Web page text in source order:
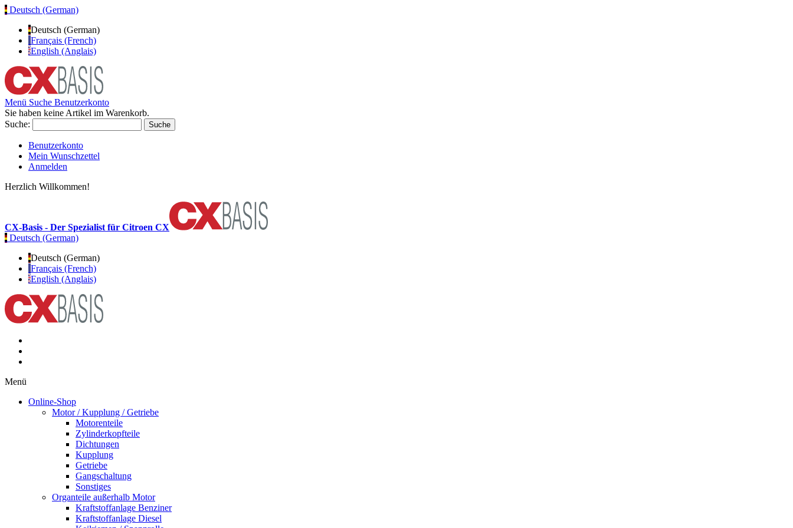
Deutsch (German)
Deutsch (German)
Français (French)
English (Anglais)
Menü Suche Benutzerkonto
Sie haben keine Artikel im Warenkorb.
Suche:
Suche
Benutzerkonto
Mein Wunschzettel
Anmelden
Herzlich Willkommen!
CX-Basis - Der Spezialist für Citroen CX
Deutsch (German)
Deutsch (German)
Français (French)
English (Anglais)
Menü
Online-Shop
Motor / Kupplung / Getriebe
Motorenteile
Zylinderkopfteile
Dichtungen
Kupplung
Getriebe
Gangschaltung
Sonstiges
Organteile außerhalb Motor
Kraftstoffanlage Benziner
Kraftstoffanlage Diesel